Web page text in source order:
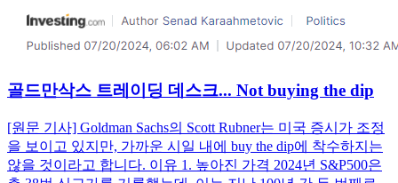
골드만삭스 트레이딩 데스크... Not buying the dip
[원문 기사] Goldman Sachs의 Scott Rubner는 미국 증시가 조정
을 보이고 있지만, 가까운 시일 내에 buy the dip에 착수하지는
않을 것이라고 합니다. 이유 1. 높아진 가격 2024년 S&P500은